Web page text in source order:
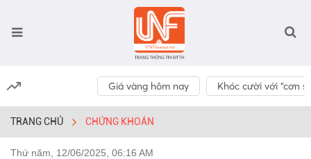
Giá vàng hôm nay Khóc cười với “cơn
TRANG CHỦ CHỨNG KHOÁN
Thứ năm, 12/06/2025, 06:16 AM